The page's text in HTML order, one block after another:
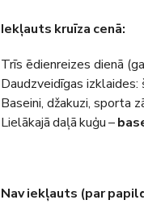
Iekļauts kruīza cenā:
Trīs ēdienreizes dienā
Daudzveidīgas izklaides:
Baseini, džakuzi, sporta
Lielākajā daļā kuģu –
Nav iekļauts (par